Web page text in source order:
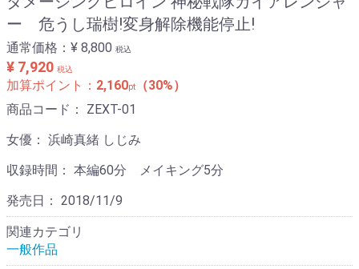
ー 危うし瑞樹!変身解除機能停止!
通常価格： ¥ 8,800 税込
¥ 7,920 税込
加算ポイント： 2,160pt
（30%）
商品コード： ZEXT-01
女優： 浜崎真緒 しじみ
収録時間： 本編60分 メイキング5分
発売日： 2018/11/9
関連カテゴリ
一般作品